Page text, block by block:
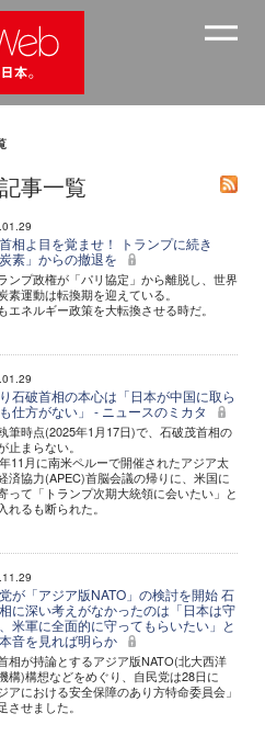
事一覧
相よ目を覚ませ！ トランプに続き
炭素」からの撤退を
ンプ政権が「パリ協定」から離脱し、世界
素運動は転換期を迎えている。
エネルギー政策を大転換させる時だ。
石破首相の本心は「日本が中国に取ら
仕方がない」 - ニュースのミカタ
筆時点(2025年1月17日)で、石破茂首相の
止まらない。
11月に南米ペルーで開催されたアジア太
済協力(APEC)首脳会議の帰りに、米国に
って「トランプ次期大統領に会いたい」と
れるも断られた。
が「アジア版NATO」の検討を開始 石
に深い考えがなかったのは「日本は守
米軍に全面的に守ってもらいたい」と
音を見れば明らか
相が持論とするアジア版NATO(北大西洋
構)構想などをめぐり、自民党は28日に
アにおける安全保障のあり方特命委員会」
させました。